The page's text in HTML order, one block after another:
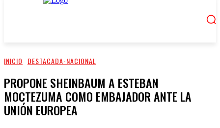
INICIO DESTACADA-NACIONAL
PROPONE SHEINBAUM A ESTEBAN
MOCTEZUMA COMO EMBAJADOR ANTE LA
UNIÓN EUROPEA